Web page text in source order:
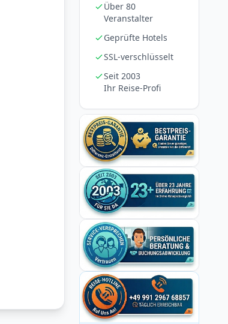
Über 80
Veranstalter
Geprüfte Hotels
SSL-verschlüsselt
Seit 2003
Ihr Reise-Profi